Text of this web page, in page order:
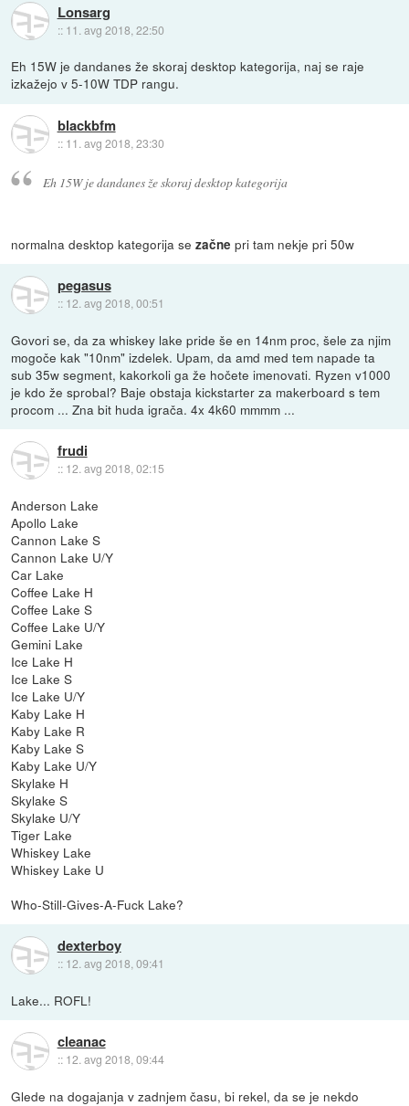
Lonsarg
:: 11. avg 2018, 22:50
Eh 15W je dandanes že skoraj desktop kategorija, naj se raje
izkažejo v 5-10W TDP rangu.
blackbfm
:: 11. avg 2018, 23:30
Eh 15W je dandanes že skoraj desktop kategorija
normalna desktop kategorija sezačne pri tam nekje pri 50w
pegasus
:: 12. avg 2018, 00:51
Govori se, da za whiskey lake pride še en 14nm proc, šele za njim
mogoče kak "10nm" izdelek. Upam, da amd med tem napade ta
sub 35w segment, kakorkoli ga že hočete imenovati. Ryzen v1000
je kdo že sprobal? Baje obstaja kickstarter za makerboard s tem
procom ... Zna bit huda igrača. 4x 4k60 mmmm ...
frudi
:: 12. avg 2018, 02:15
Anderson Lake
Apollo Lake
Cannon Lake S
Cannon Lake U/Y
Car Lake
Coffee Lake H
Coffee Lake S
Coffee Lake U/Y
Gemini Lake
Ice Lake H
Ice Lake S
Ice Lake U/Y
Kaby Lake H
Kaby Lake R
Kaby Lake S
Kaby Lake U/Y
Skylake H
Skylake S
Skylake U/Y
Tiger Lake
Whiskey Lake
Whiskey Lake U
Who-Still-Gives-A-Fuck Lake?
dexterboy
:: 12. avg 2018, 09:41
Lake... ROFL!
cleanac
:: 12. avg 2018, 09:44
Glede na dogajanja v zadnjem času, bi rekel, da se je nekdo